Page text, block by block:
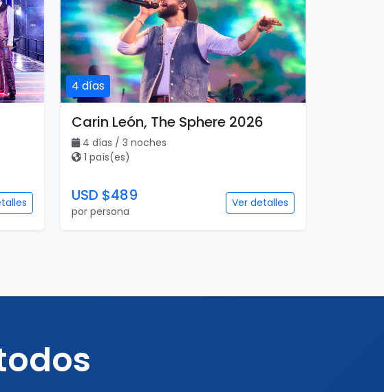
4 días
Carin León, The Sphere 2026
4 días / 3 noches
1 país(es)
USD $489
por persona
Ver detalles